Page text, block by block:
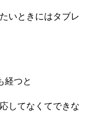
いときにはタブレ
経つと
してなくてできな